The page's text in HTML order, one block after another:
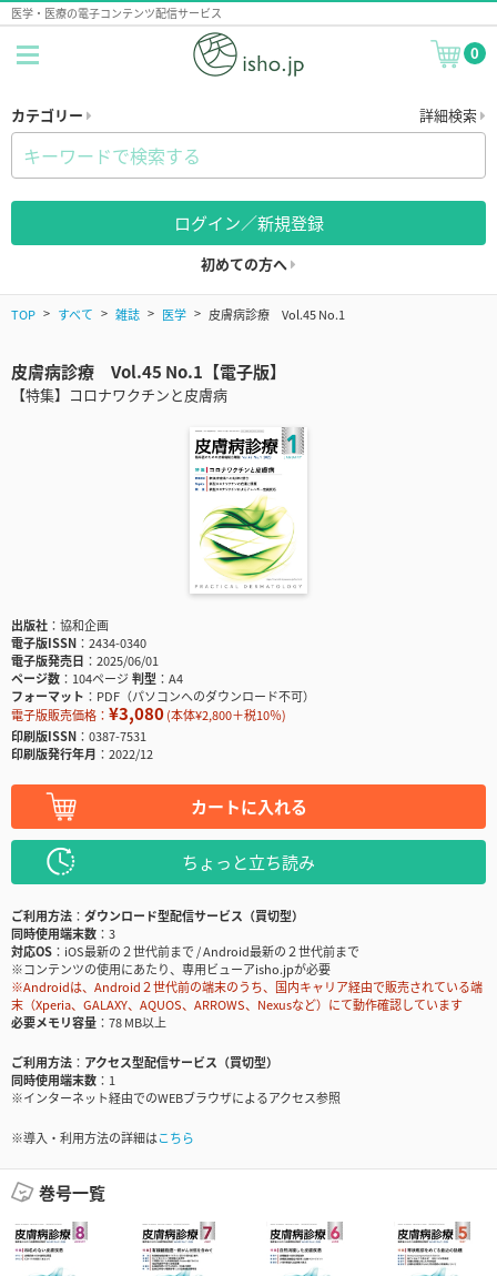
医学・医療の電子コンテンツ配信サービス
0
カテゴリー 詳細検索
ログイン／新規登録
初めての方へ
TOP すべて 雑誌 医学 皮膚病診療 Vol.45 No.1
皮膚病診療 Vol.45 No.1【電子版】
【特集】コロナワクチンと皮膚病
出版社
協和企画
電子版ISSN
2434-0340
電子版発売日
2025/06/01
ページ数
104ページ判型
A4
フォーマット
PDF（パソコンへのダウンロード不可）
電子版販売価格： ¥3,080(本体¥2,800＋税10％)
印刷版ISSN
0387-7531
印刷版発行年月
2022/12
カートに入れる
ちょっと立ち読み
ご利用方法
ダウンロード型配信サービス（買切型）
同時使用端末数
3
対応OS
iOS最新の２世代前まで / Android最新の２世代前まで
※コンテンツの使用にあたり、専用ビューアisho.jpが必要
※Androidは、Android２世代前の端末のうち、国内キャリア経由で販売されている端
末（Xperia、GALAXY、AQUOS、ARROWS、Nexusなど）にて動作確認しています
必要メモリ容量
78 MB以上
ご利用方法
アクセス型配信サービス（買切型）
同時使用端末数
1
※インターネット経由でのWEBブラウザによるアクセス参照
※導入・利用方法の詳細はこちら
巻号一覧